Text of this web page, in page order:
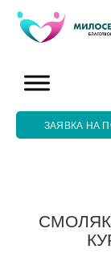
ЗАЯВКА НА